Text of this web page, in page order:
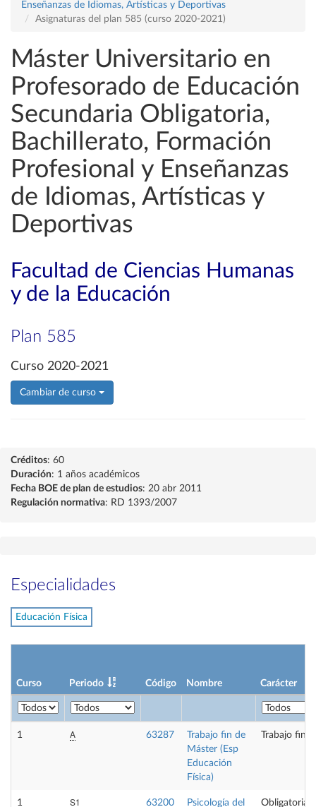
Enseñanzas de Idiomas, Artísticas y Deportivas
Asignaturas del plan 585 (curso 2020-2021)
Máster Universitario en
Profesorado de Educación
Secundaria Obligatoria,
Bachillerato, Formación
Profesional y Enseñanzas
de Idiomas, Artísticas y
Deportivas
Facultad de Ciencias Humanas
y de la Educación
Plan 585
Curso 2020-2021
Cambiar de curso
Créditos: 60
Duración: 1 años académicos
Fecha BOE de plan de estudios: 20 abr 2011
Regulación normativa: RD 1393/2007
Especialidades
Educación Física
Curso Periodo Código Nombre Carácter
1 A 63287
Trabajo fin de
Máster (Esp
Educación
Física)
Trabajo fin
1 S1 63200
Psicología del
Obligatoria